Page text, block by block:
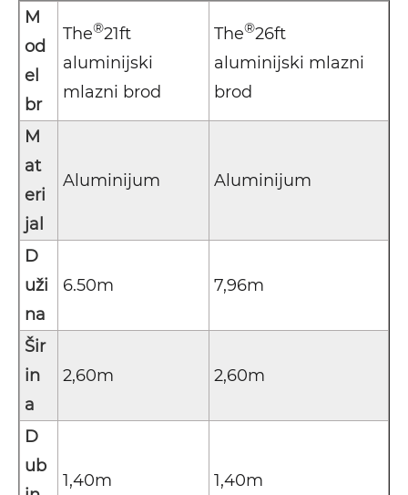
M
od
el
br
The®21ft
aluminijski
mlazni brod
The®26ft
aluminijski mlazni
brod
M
at
eri
jal
Aluminijum Aluminijum
D
uži
na
6.50m 7,96m
Šir
in
a
2,60m 2,60m
D
ub
1,40m 1,40m